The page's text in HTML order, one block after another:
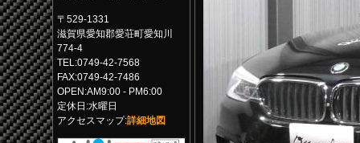
〒529-1331
滋賀県愛知郡愛荘町愛知川
774-4
TEL:0749-42-7568
FAX:0749-42-7486
OPEN:AM9:00 - PM6:00
定休日:水曜日
アクセスマップ:詳細地図